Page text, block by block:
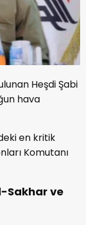
Heşdi Şabi
hava
en kritik
Komutanı
Sakhar ve